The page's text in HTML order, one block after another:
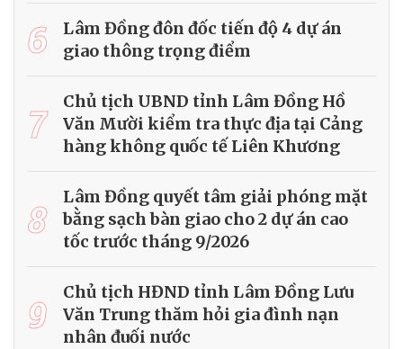
6
Lâm Đồng đôn đốc tiến độ 4 dự án
giao thông trọng điểm
7
Chủ tịch UBND tỉnh Lâm Đồng Hồ
Văn Mười kiểm tra thực địa tại Cảng
hàng không quốc tế Liên Khương
8
Lâm Đồng quyết tâm giải phóng mặt
bằng sạch bàn giao cho 2 dự án cao
tốc trước tháng 9/2026
9
Chủ tịch HĐND tỉnh Lâm Đồng Lưu
Văn Trung thăm hỏi gia đình nạn
nhân đuối nước